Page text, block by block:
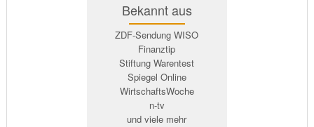
Bekannt aus
ZDF-Sendung WISO
Finanztip
Stiftung Warentest
Spiegel Online
WirtschaftsWoche
n-tv
und viele mehr